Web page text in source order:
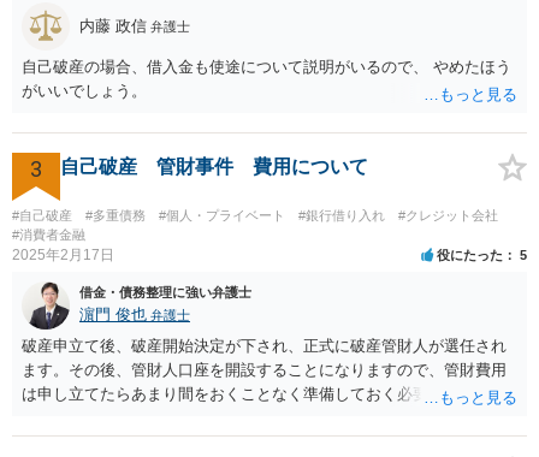
内藤 政信 弁護士
自己破産の場合、借入金も使途について説明がいるので、 やめたほう
がいいでしょう。
3 自己破産 管財事件 費用について
#自己破産 #多重債務 #個人・プライベート #銀行借り入れ
#クレジット会社
#消費者金融
2025年2月17日 役にたった 5
借金・債務整理に強い弁護士
濵門 俊也 弁護士
破産申立て後、破産開始決定が下され、正式に破産管財人が選任され
ます。その後、管財人口座を開設することになりますので、管財費用
は申し立てたらあまり間をおくことなく準備しておく必要がありま